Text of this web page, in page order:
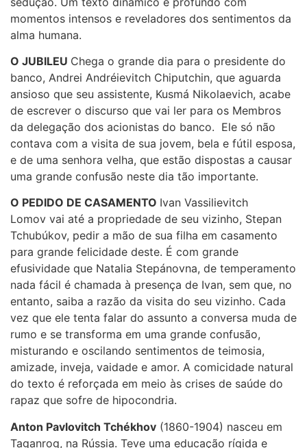
momentos intensos e reveladores dos sentimentos da
alma humana.
O JUBILEU Chega o grande dia para o presidente do
banco, Andrei Andréievitch Chiputchin, que aguarda
ansioso que seu assistente, Kusmá Nikolaevich, acabe
de escrever o discurso que vai ler para os Membros
da delegação dos acionistas do banco. Ele só não
contava com a visita de sua jovem, bela e fútil esposa,
e de uma senhora velha, que estão dispostas a causar
uma grande confusão neste dia tão importante.
O PEDIDO DE CASAMENTO Ivan Vassilievitch
Lomov vai até a propriedade de seu vizinho, Stepan
Tchubúkov, pedir a mão de sua filha em casamento
para grande felicidade deste. É com grande
efusividade que Natalia Stepánovna, de temperamento
nada fácil é chamada à presença de Ivan, sem que, no
entanto, saiba a razão da visita do seu vizinho. Cada
vez que ele tenta falar do assunto a conversa muda de
rumo e se transforma em uma grande confusão,
misturando e oscilando sentimentos de teimosia,
amizade, inveja, vaidade e amor. A comicidade natural
do texto é reforçada em meio às crises de saúde do
rapaz que sofre de hipocondria.
Anton Pavlovitch Tchékhov (1860-1904) nasceu em
Taganrog, na Rússia. Teve uma educação rígida e